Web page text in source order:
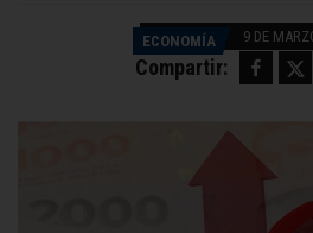
ECONOMÍA 9 DE
Compartir: Facebook Twitter